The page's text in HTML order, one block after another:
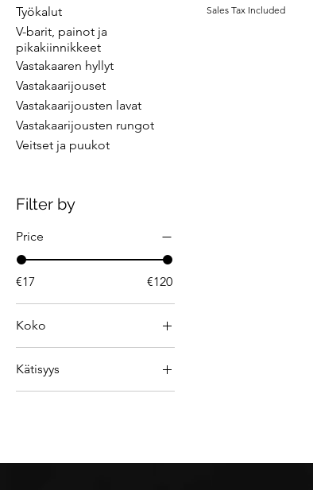
Työkalut
V-barit, painot ja
pikakiinnikkeet
Vastakaaren hyllyt
Vastakaarijouset
Vastakaarijousten lavat
Vastakaarijousten rungot
Veitset ja puukot
Filter by
Price
€17 €120
Koko
M
Kätisyys
Sales Tax Included